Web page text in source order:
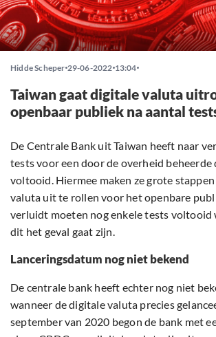
Hidde Scheper 29-06-2022 13:04
Taiwan gaat digitale valuta
openbaar publiek na aantal
De Centrale Bank uit Taiwan heeft naar
tests voor een door de overheid
voltooid. Hiermee maken ze grote
valuta uit te rollen voor het openbare
verluidt moeten nog enkele tests
dit het geval gaat zijn.
Lanceringsdatum nog niet bekend
De centrale bank heeft echter nog niet
wanneer de digitale valuta precies
september van 2020 begon de bank met